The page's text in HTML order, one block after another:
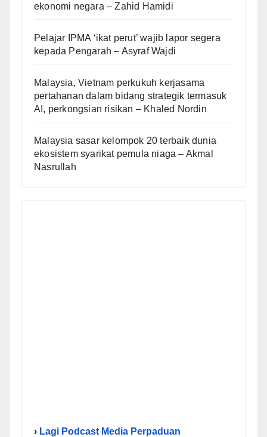
ekonomi negara – Zahid Hamidi
Pelajar IPMA ‘ikat perut’ wajib lapor segera
kepada Pengarah – Asyraf Wajdi
Malaysia, Vietnam perkukuh kerjasama
pertahanan dalam bidang strategik termasuk
AI, perkongsian risikan – Khaled Nordin
Malaysia sasar kelompok 20 terbaik dunia
ekosistem syarikat pemula niaga – Akmal
Nasrullah
› Lagi Podcast Media Perpaduan